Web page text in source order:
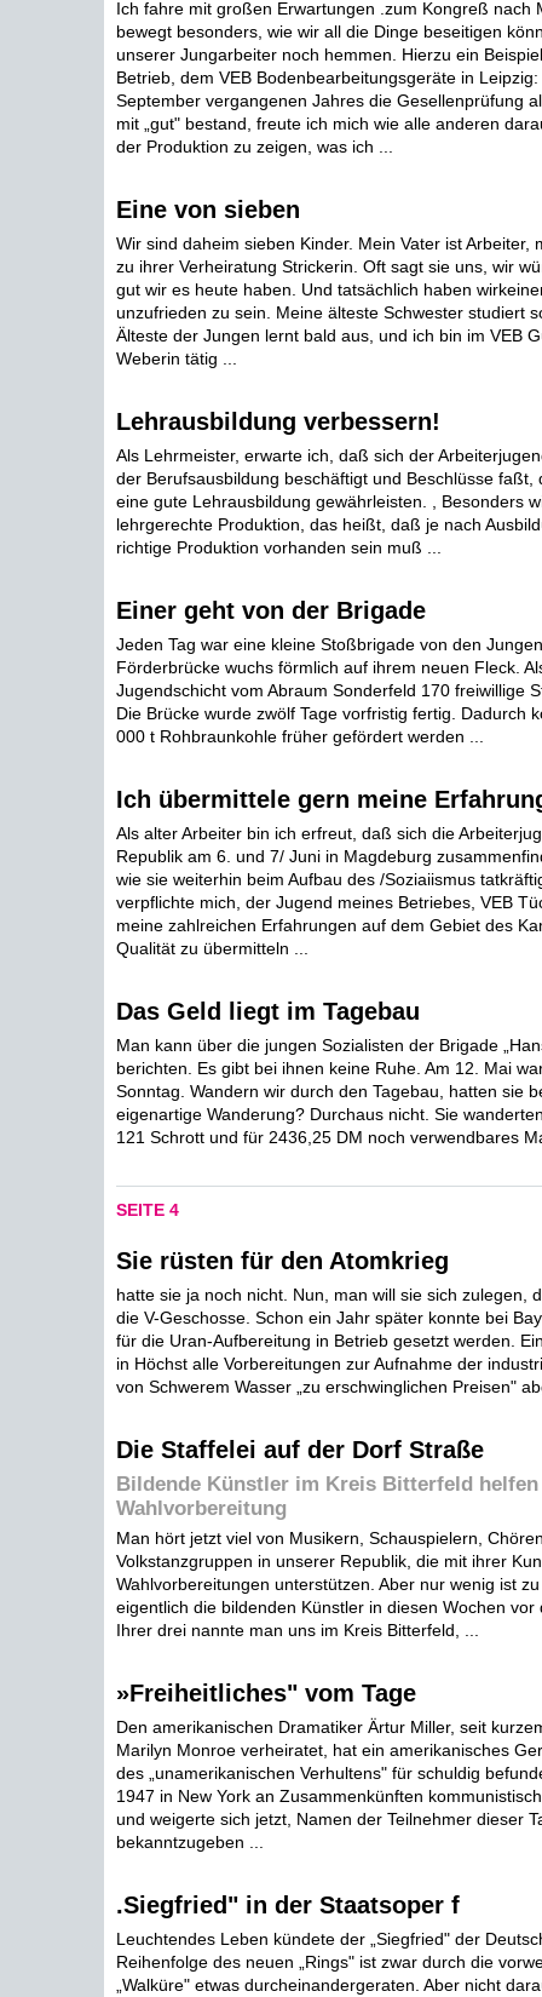
Ich fahre mit großen Erwartungen .zum Kongreß nach
bewegt besonders, wie wir all die Dinge beseitigen
unserer Jungarbeiter noch hemmen. Hierzu ein
Betrieb, dem VEB Bodenbearbeitungsgeräte in
September vergangenen Jahres die Gesellenprüfung
mit „gut" bestand, freute ich mich wie alle anderen
der Produktion zu zeigen, was ich ...
Eine von sieben
Wir sind daheim sieben Kinder. Mein Vater ist Arbeiter,
zu ihrer Verheiratung Strickerin. Oft sagt sie uns, wir
gut wir es heute haben. Und tatsächlich haben
unzufrieden zu sein. Meine älteste Schwester studiert
Älteste der Jungen lernt bald aus, und ich bin im VEB
Weberin tätig ...
Lehrausbildung verbessern!
Als Lehrmeister, erwarte ich, daß sich der
der Berufsausbildung beschäftigt und Beschlüsse faßt,
eine gute Lehrausbildung gewährleisten. , Besonders
lehrgerechte Produktion, das heißt, daß je nach
richtige Produktion vorhanden sein muß ...
Einer geht von der Brigade
Jeden Tag war eine kleine Stoßbrigade von den
Förderbrücke wuchs förmlich auf ihrem neuen Fleck.
Jugendschicht vom Abraum Sonderfeld 170 freiwillige
Die Brücke wurde zwölf Tage vorfristig fertig. Dadurch
000 t Rohbraunkohle früher gefördert werden ...
Ich übermittele gern meine
Als alter Arbeiter bin ich erfreut, daß sich die
Republik am 6. und 7/ Juni in Magdeburg
wie sie weiterhin beim Aufbau des /Soziaiismus
verpflichte mich, der Jugend meines Betriebes, VEB
meine zahlreichen Erfahrungen auf dem Gebiet des
Qualität zu übermitteln ...
Das Geld liegt im Tagebau
Man kann über die jungen Sozialisten der Brigade
berichten. Es gibt bei ihnen keine Ruhe. Am 12. Mai
Sonntag. Wandern wir durch den Tagebau, hatten sie
eigenartige Wanderung? Durchaus nicht. Sie
121 Schrott und für 2436,25 DM noch verwendbares
SEITE 4
Sie rüsten für den Atomkrieg
hatte sie ja noch nicht. Nun, man will sie sich zulegen,
die V-Geschosse. Schon ein Jahr später konnte bei
für die Uran-Aufbereitung in Betrieb gesetzt werden.
in Höchst alle Vorbereitungen zur Aufnahme der
von Schwerem Wasser „zu erschwinglichen Preisen"
Die Staffelei auf der Dorf Straße
Bildende Künstler im Kreis Bitterfeld helfen
Wahlvorbereitung
Man hört jetzt viel von Musikern, Schauspielern,
Volkstanzgruppen in unserer Republik, die mit ihrer
Wahlvorbereitungen unterstützen. Aber nur wenig ist
eigentlich die bildenden Künstler in diesen Wochen vor
Ihrer drei nannte man uns im Kreis Bitterfeld, ...
»Freiheitliches" vom Tage
Den amerikanischen Dramatiker Ärtur Miller, seit
Marilyn Monroe verheiratet, hat ein amerikanisches
des „unamerikanischen Verhultens" für schuldig
1947 in New York an Zusammenkünften
und weigerte sich jetzt, Namen der Teilnehmer dieser
bekanntzugeben ...
.Siegfried" in der Staatsoper f
Leuchtendes Leben kündete der „Siegfried" der
Reihenfolge des neuen „Rings" ist zwar durch die
„Walküre" etwas durcheinandergeraten. Aber nicht